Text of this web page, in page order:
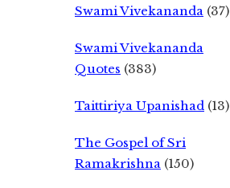
Swami Vivekananda (37)
Swami Vivekananda
Quotes (383)
Taittiriya Upanishad (13)
The Gospel of Sri
Ramakrishna (150)